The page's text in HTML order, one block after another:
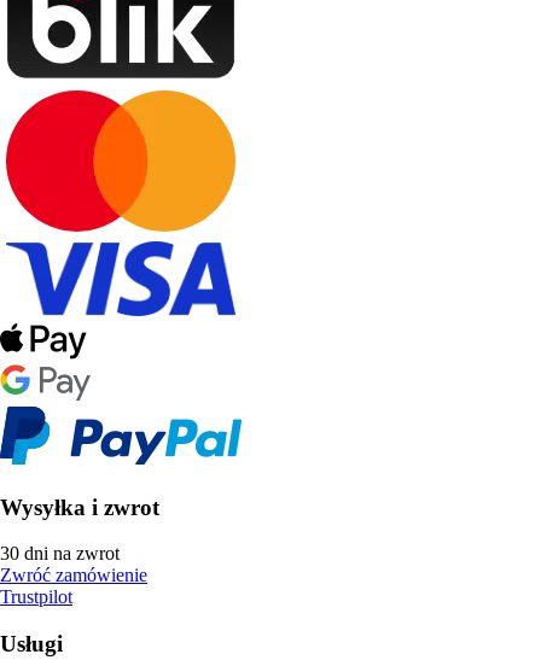
Wysyłka i zwrot
30 dni na zwrot
Zwróć zamówienie
Trustpilot
Usługi